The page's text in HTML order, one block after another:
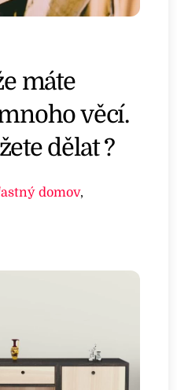
máte
věcí.
dělat ?
domov,